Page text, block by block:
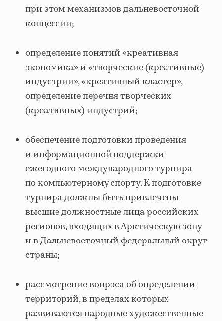
при этом механизмов дальневосточной
концессии;
определение понятий «креативная
экономика» и «творческие (креативные)
индустрии», «креативный кластер»,
определение перечня творческих
(креативных) индустрий;
обеспечение подготовки проведения
и информационной поддержки
ежегодного международного турнира
по компьютерному спорту. К подготовке
турнира должны быть привлечены
высшие должностные лица российских
регионов, входящих в Арктическую зону
и в Дальневосточный федеральный округ
страны;
рассмотрение вопроса об определении
территорий, в пределах которых
развиваются народные художественные